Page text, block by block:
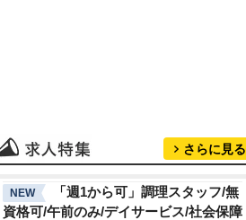
さらに見る
NEW
「週1から可」調理スタッフ/無
資格可/午前のみ/デイサービス/社会保障